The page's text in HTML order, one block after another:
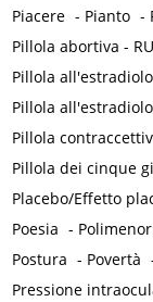
Piacere - Pianto -
Pillola abortiva -
Pillola
Pillola
Pillola
Pillola dei cinque
Placebo/Effetto
Poesia -
Postura - Povertà
Pressione